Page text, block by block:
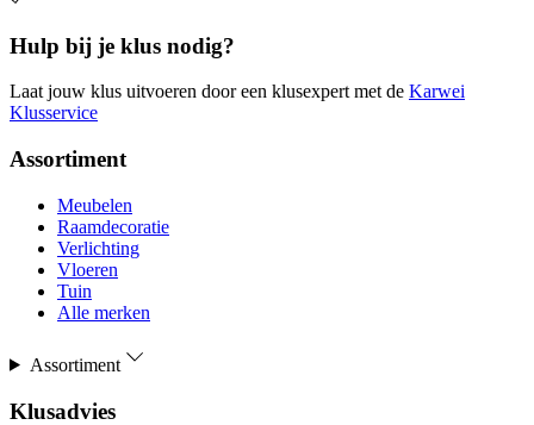
Hulp bij je klus nodig?
Laat jouw klus uitvoeren door een klusexpert met de Karwei
Klusservice
Assortiment
Meubelen
Raamdecoratie
Verlichting
Vloeren
Tuin
Alle merken
Assortiment
Klusadvies